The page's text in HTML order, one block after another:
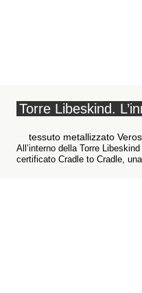
Torre Libeskind.
tessuto metallizzato
All’interno della Torre
certificato Cradle to Cradle,